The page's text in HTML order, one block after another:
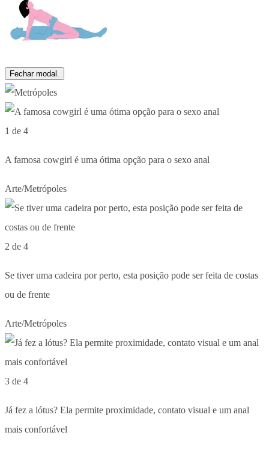
Fechar modal.
1 de 4
A famosa cowgirl é uma ótima opção para o sexo anal
Arte/Metrópoles
2 de 4
Se tiver uma cadeira por perto, esta posição pode ser feita de costas
ou de frente
Arte/Metrópoles
3 de 4
Já fez a lótus? Ela permite proximidade, contato visual e um anal
mais confortável